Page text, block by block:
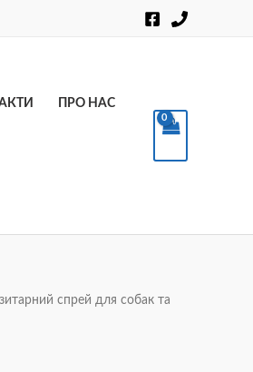
ПРО НАС
спрей для собак та